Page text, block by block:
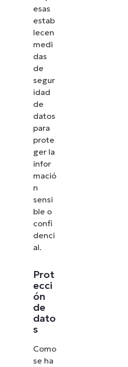
esas
estab
lecen
medi
das
de
segur
idad
de
datos
para
prote
ger la
infor
mació
n
sensi
ble o
confi
denci
al.
Prot
ecci
ón
de
dato
s
Como
se ha